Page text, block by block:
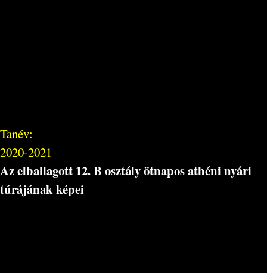
Tanév:
2020-2021
Az elballagott 12. B osztály ötnapos athéni nyári
túrájának képei